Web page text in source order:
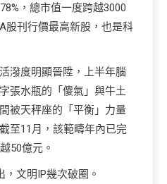
，總市值一度跨越3000
股刊行價最高新股，也是科
潑度明顯晉陞，上半年腦
張水瓶的「傻氣」與牛土
被天秤座的「平衡」力量
至11月，該範疇年內已完
50億元。
文明IP幾次破圈。